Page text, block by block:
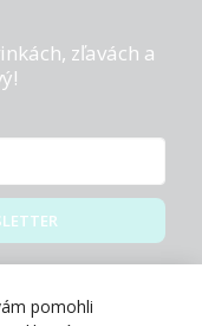
zľavách a
pomohli